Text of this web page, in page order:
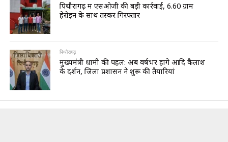
पिथौरागढ़ में एसओजी की बड़ी कार्रवाई, 6.60 ग्राम
हेरोइन के साथ तस्कर गिरफ्तार
पिथौरागढ़
मुख्यमंत्री धामी की पहल: अब वर्षभर होंगे आदि कैलाश
के दर्शन, जिला प्रशासन ने शुरू की तैयारियां